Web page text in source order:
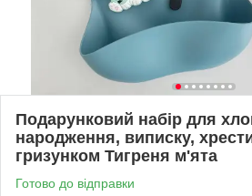
Подарунковий набір для
народження, виписку,
гризунком Тигреня м'ята
Готово до відправки